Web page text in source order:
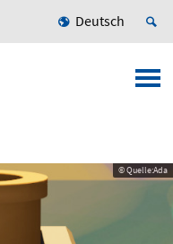
Deutsch
© Quelle:Ada